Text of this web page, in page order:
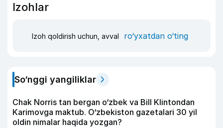
Izohlar
Izoh qoldirish uchun, avval ro‘yxatdan o‘ting
So‘nggi yangiliklar
Chak Norris tan bergan o‘zbek va Bill Klintondan
Karimovga maktub. O‘zbekiston gazetalari 30 yil
oldin nimalar haqida yozgan?